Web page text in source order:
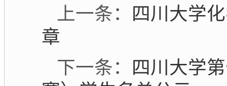
上一条：
四川大学
章
下一条：
四川大学